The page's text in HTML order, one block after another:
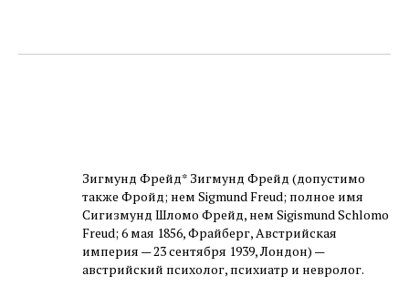
Зигмунд Фрейд* Зигмунд Фрейд (допустимо
также Фройд; нем Sigmund Freud; полное имя
Сигизмунд Шломо Фрейд, нем Sigismund Schlomo
Freud; 6 мая 1856, Фрайберг, Австрийская
империя — 23 сентября 1939, Лондон) —
австрийский психолог, психиатр и невролог.